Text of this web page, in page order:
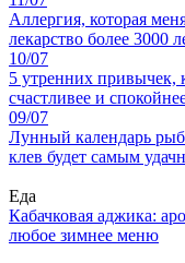
Аллергия, которая
лекарство более 3000
10/07
5 утренних привычек,
счастливее и
09/07
Лунный календарь
клев будет самым
Еда
Кабачковая аджика:
любое зимнее меню